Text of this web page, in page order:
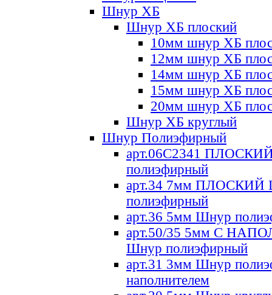
Шнур ХБ
Шнур ХБ плоский
10мм шнур ХБ
12мм шнур ХБ
14мм шнур ХБ
15мм шнур ХБ
20мм шнур ХБ
Шнур ХБ круглый
Шнур Полиэфирный
арт.06С2341
полиэфирный
арт.34 7мм ПЛОСКИЙ
полиэфирный
арт.36 5мм Шнур
арт.50/35 5мм С
Шнур полиэфирный
арт.31 3мм Шнур
наполнителем